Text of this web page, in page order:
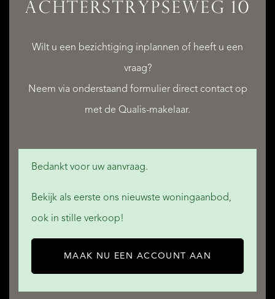
ACHTERSTRYPSEWEG 10
Wilt u een bezichtiging inplannen of heeft u een
vraag?
Neem via onderstaand formulier direct contact op
met de Qualis-makelaar.
Bedankt voor uw aanvraag.
Bekijk als eerste ons nieuwste woningaanbod,
ook in stille verkoop!
MAAK NU EEN ACCOUNT AAN